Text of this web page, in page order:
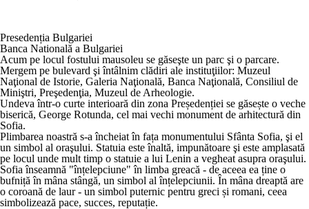
Presedenția Bulgariei
Banca Natională a Bulgariei
Acum pe locul fostului mausoleu se găseşte un parc şi o parcare.
Mergem pe bulevard şi întâlnim clădiri ale instituţiilor: Muzeul
Naţional de Istorie, Galeria Naţională, Banca Naţională, Consiliul de
Miniştri, Preşedenţia, Muzeul de Arheologie.
Undeva într-o curte interioară din zona Președenției se găsește o veche
biserică, George Rotunda, cel mai vechi monument de arhitectură din
Sofia.
Plimbarea noastră s-a încheiat în fața monumentului Sfânta Sofia, şi el
un simbol al oraşului. Statuia este înaltă, impunătoare şi este amplasată
pe locul unde mult timp o statuie a lui Lenin a vegheat asupra oraşului.
Sofia înseamnă "înțelepciune" în limba greacă - de aceea ea ține o
bufniță în mâna stângă, un simbol al înțelepciunii. În mâna dreaptă are
o coroană de laur - un simbol puternic pentru greci și romani, ceea
simbolizează pace, succes, reputație.